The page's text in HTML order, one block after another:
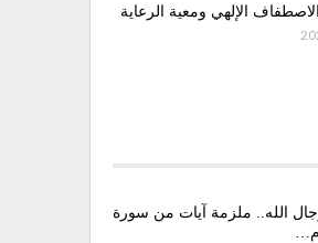
الإلهي ومعية الرعاية
الله.. ملزمة آيات من سورة